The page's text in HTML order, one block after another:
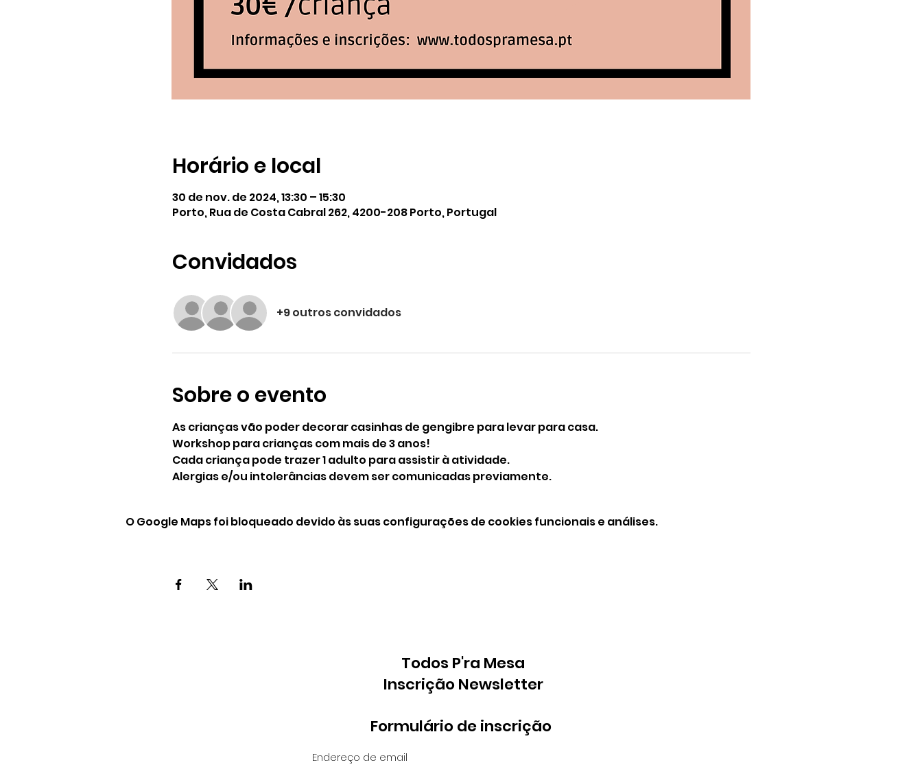
Horário e local
30 de nov. de 2024, 13:30 – 15:30
Porto, Rua de Costa Cabral 262, 4200-208 Porto, Portugal
Convidados
+9 outros convidados
Sobre o evento
As crianças vão poder decorar casinhas de gengibre para levar para casa.
Workshop para crianças com mais de 3 anos!
Cada criança pode trazer 1 adulto para assistir à atividade.
Alergias e/ou intolerâncias devem ser comunicadas previamente.
O Google Maps foi bloqueado devido às suas configurações de cookies funcionais e análises.
Todos P'ra Mesa
Inscrição Newsletter
Formulário de inscrição